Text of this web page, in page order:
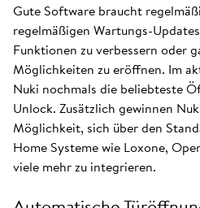
Gute Software braucht
regelmäßigen Wartungs-
Funktionen zu verbessern oder
Möglichkeiten zu eröffnen. Im
Nuki nochmals die beliebteste
Unlock. Zusätzlich gewinnen
Möglichkeit, sich über den
Home Systeme wie Loxone,
viele mehr zu integrieren.